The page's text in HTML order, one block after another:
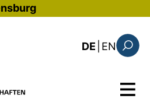
Direkt zum Inhalt
DE EN: this
Menü